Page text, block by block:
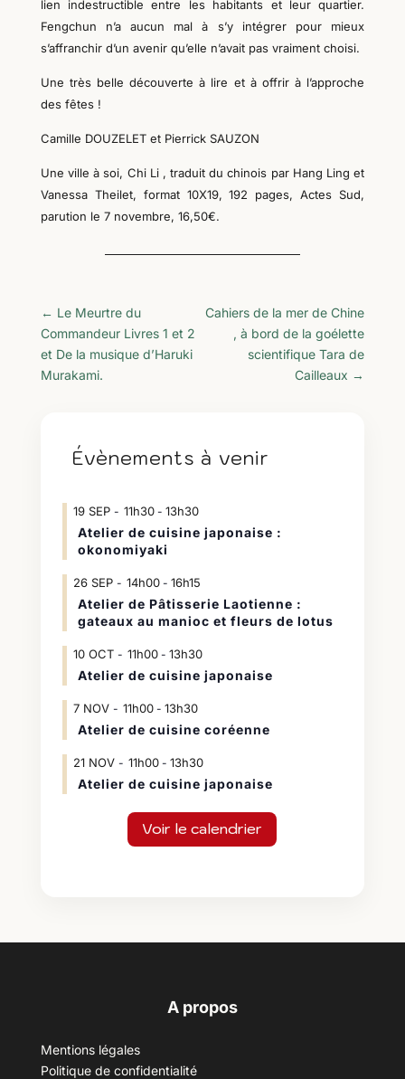
lien indestructible entre les habitants et leur quartier.
Fengchun n’a aucun mal à s’y intégrer pour mieux
s’affranchir d’un avenir qu’elle n’avait pas vraiment choisi.
Une très belle découverte à lire et à offrir à l’approche
des fêtes !
Camille DOUZELET et Pierrick SAUZON
Une ville à soi, Chi Li , traduit du chinois par Hang Ling et
Vanessa Theilet, format 10X19, 192 pages, Actes Sud,
parution le 7 novembre, 16,50€.
← Le Meurtre du
Commandeur Livres 1 et 2
et De la musique d’Haruki
Murakami.
Cahiers de la mer de Chine
, à bord de la goélette
scientifique Tara de
Cailleaux →
Évènements à venir
19 SEP 11h30- 13h30
Atelier de cuisine japonaise :
okonomiyaki
26 SEP 14h00- 16h15
Atelier de Pâtisserie Laotienne :
gateaux au manioc et fleurs de lotus
10 OCT 11h00- 13h30
Atelier de cuisine japonaise
7 NOV 11h00- 13h30
Atelier de cuisine coréenne
21 NOV 11h00- 13h30
Atelier de cuisine japonaise
Voir le calendrier
A propos
Mentions légales
Politique de confidentialité